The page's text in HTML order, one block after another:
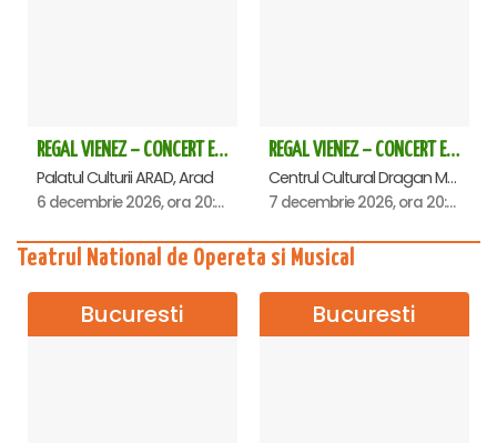
REGAL VIENEZ – CONCERT EXTRAORDINAR DE CRACIUN - Arad
Palatul Culturii ARAD, Arad
6 decembrie 2026, ora 20:00
REGAL VIENEZ – CONCERT EXTRAORDINAR DE CRACIUN - Deva
Centrul Cultural Dragan Muntean, Deva
7 decembrie 2026, ora 20:00
Teatrul National de Opereta si Musical
Bucuresti Bucuresti